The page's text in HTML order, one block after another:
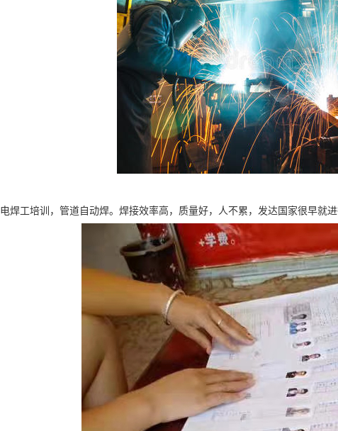
电焊工培训，管道自动焊。焊接效率高，质量好，人不累，发达国家很早就